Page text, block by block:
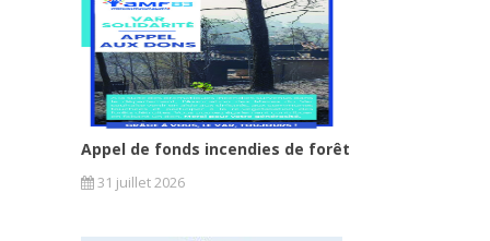
Appel de fonds incendies de forêt
31 juillet 2026